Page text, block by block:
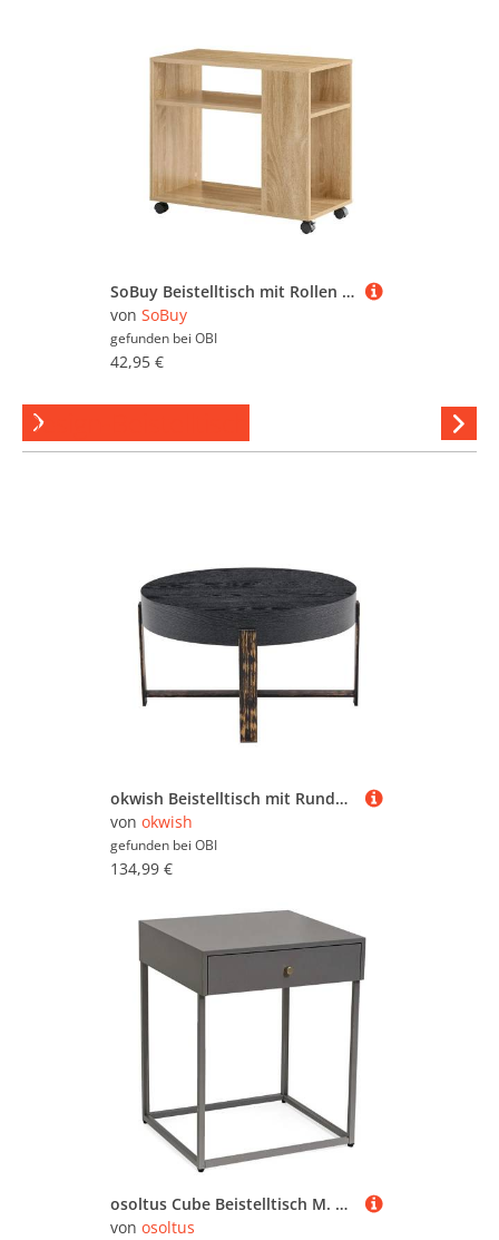
SoBuy Beistelltisch mit Rollen Couchtisch mit Ablagefächern Druckerregal FBT34-N
von SoBuy
gefunden bei OBI
42,95 €
Design-Beistelltisch
okwish Beistelltisch mit Rundem Design und Metallgestell für Wohnzimmer 68x68x39 cm Schwarz
von okwish
gefunden bei OBI
134,99 €
osoltus Cube Beistelltisch M. Schublade Industrie Design Warm Grey
von osoltus